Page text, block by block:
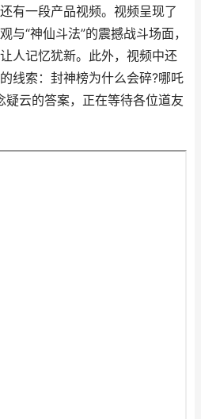
一段产品视频。视频呈现了
与“神仙斗法”的震撼战斗场面，
人记忆犹新。此外，视频中还
线索：封神榜为什么会碎?哪吒
疑云的答案，正在等待各位道友